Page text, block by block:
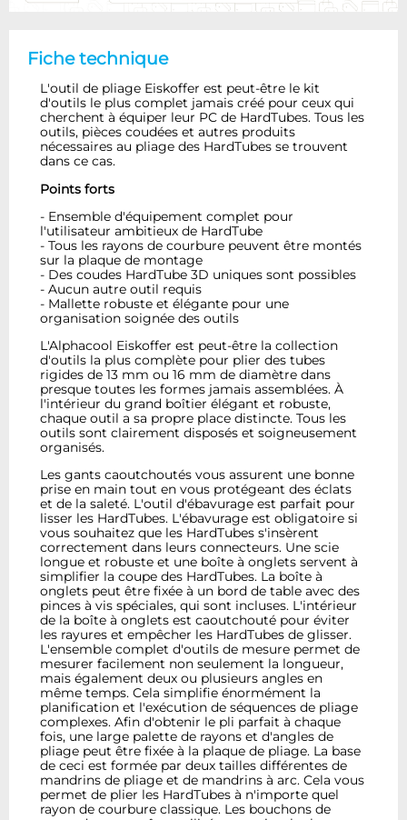
Fiche technique
L'outil de pliage Eiskoffer est peut-être le kit
d'outils le plus complet jamais créé pour ceux qui
cherchent à équiper leur PC de HardTubes. Tous les
outils, pièces coudées et autres produits
nécessaires au pliage des HardTubes se trouvent
dans ce cas.
Points forts
- Ensemble d'équipement complet pour
l'utilisateur ambitieux de HardTube
- Tous les rayons de courbure peuvent être montés
sur la plaque de montage
- Des coudes HardTube 3D uniques sont possibles
- Aucun autre outil requis
- Mallette robuste et élégante pour une
organisation soignée des outils
L'Alphacool Eiskoffer est peut-être la collection
d'outils la plus complète pour plier des tubes
rigides de 13 mm ou 16 mm de diamètre dans
presque toutes les formes jamais assemblées. À
l'intérieur du grand boîtier élégant et robuste,
chaque outil a sa propre place distincte. Tous les
outils sont clairement disposés et soigneusement
organisés.
Les gants caoutchoutés vous assurent une bonne
prise en main tout en vous protégeant des éclats
et de la saleté. L'outil d'ébavurage est parfait pour
lisser les HardTubes. L'ébavurage est obligatoire si
vous souhaitez que les HardTubes s'insèrent
correctement dans leurs connecteurs. Une scie
longue et robuste et une boîte à onglets servent à
simplifier la coupe des HardTubes. La boîte à
onglets peut être fixée à un bord de table avec des
pinces à vis spéciales, qui sont incluses. L'intérieur
de la boîte à onglets est caoutchouté pour éviter
les rayures et empêcher les HardTubes de glisser.
L'ensemble complet d'outils de mesure permet de
mesurer facilement non seulement la longueur,
mais également deux ou plusieurs angles en
même temps. Cela simplifie énormément la
planification et l'exécution de séquences de pliage
complexes. Afin d'obtenir le pli parfait à chaque
fois, une large palette de rayons et d'angles de
pliage peut être fixée à la plaque de pliage. La base
de ceci est formée par deux tailles différentes de
mandrins de pliage et de mandrins à arc. Cela vous
permet de plier les HardTubes à n'importe quel
rayon de courbure classique. Les bouchons de